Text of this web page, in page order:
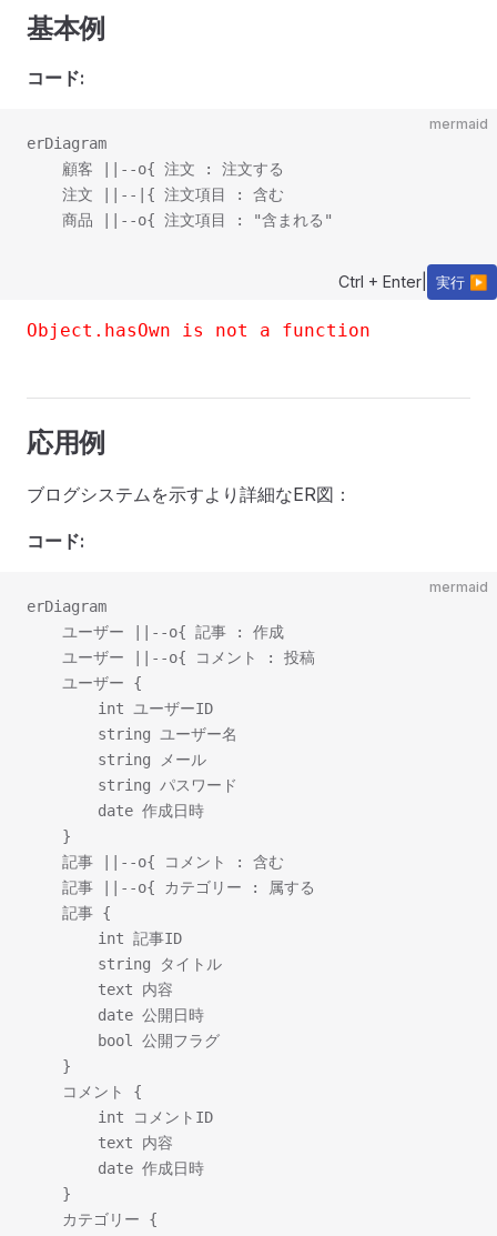
基本例
コード:
mermaid
erDiagram
    顧客 ||--o{ 注文 : 注文する
    注文 ||--|{ 注文項目 : 含む
Ctrl + Enter 実行 ▶
Object.hasOwn is not a function
応用例
ブログシステムを示すより詳細なER図：
コード:
mermaid
erDiagram
    ユーザー ||--o{ 記事 : 作成
    ユーザー ||--o{ コメント : 投稿
    ユーザー {
        int ユーザーID
        string ユーザー名
        string メール
        string パスワード
        date 作成日時
    }
    記事 ||--o{ コメント : 含む
    記事 ||--o{ カテゴリー : 属する
    記事 {
        int 記事ID
        string タイトル
        text 内容
        date 公開日時
        bool 公開フラグ
    }
    コメント {
        int コメントID
        text 内容
        date 作成日時
    }
    カテゴリー {